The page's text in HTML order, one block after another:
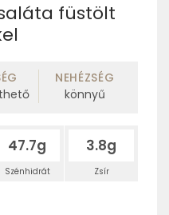
füstölt
NEHÉZSÉG
könnyű
47.7g
Szénhidrát
3.8g
Zsír